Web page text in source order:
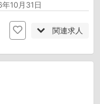
10月31日
関連求人